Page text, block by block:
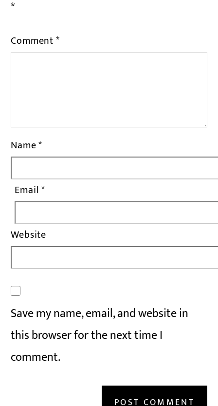
*
Comment*
Name*
Email*
Website
Save my name, email, and website in
this browser for the next time I
comment.